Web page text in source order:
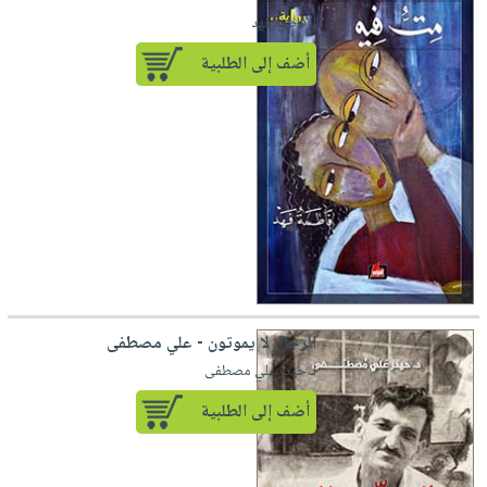
لـ فاطمة فهد
أضف إلى الطلبية
الرجال لا يموتون - علي مصطفى
لـ حيدرعلي مصطفى
أضف إلى الطلبية